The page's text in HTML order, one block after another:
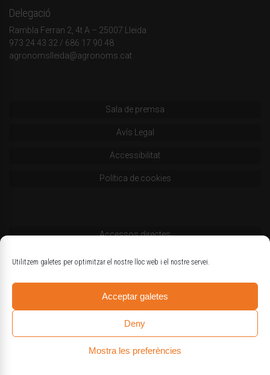
Utilitzem galetes per optimitzar el nostre lloc web i el nostre servei.
Acceptar galetes
Deny
Mostra les preferències
Delegació
Rambla Ferran 2, 4t A – 25007 Lleida
973 24 43 32 / 686 17 90 48
agronomslleida@agronoms.cat
Sala de premsa
Avís Legal
Accessibilitat
Política de cookies
Accessos directes
Codi deontològic
Logotips oficials